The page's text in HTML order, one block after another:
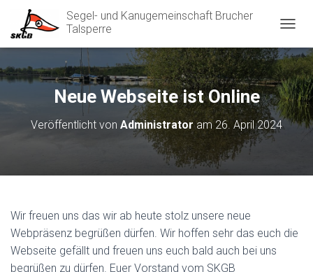
Segel- und Kanugemeinschaft Brucher
Talsperre
A
V
G
A
T
A
Neue Webseite ist Online
Veröffentlicht von Administratoram26. April 2024
Wir freuen uns das wir ab heute stolz unsere neue
Webpräsenz begrüßen dürfen. Wir hoffen sehr das euch die
Webseite gefällt und freuen uns euch bald auch bei uns
begrüßen zu dürfen. Euer Vorstand vom SKGB